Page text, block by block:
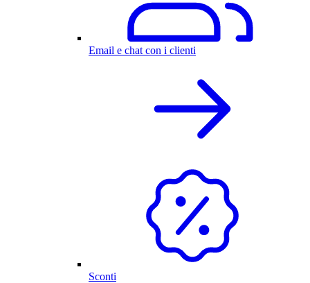
Email e chat con i clienti
Sconti